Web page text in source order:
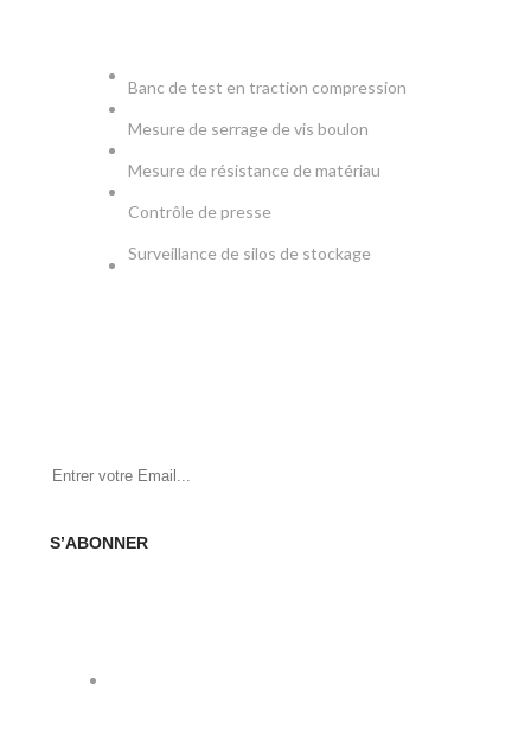
Banc de test en traction compression
Mesure de serrage de vis boulon
Mesure de résistance de matériau
Contrôle de presse
Surveillance de silos de stockage
S’ABONNER